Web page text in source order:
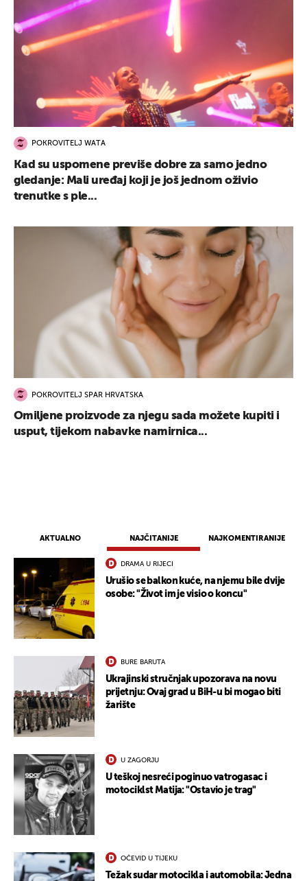
AKTUALNO NAJČITANIJE NAJKOMENTIRANIJE
DRAMA U RIJECI
Urušio se balkon kuće, na njemu bile dvije
osobe: "Život im je visio o koncu"
BURE BARUTA
Ukrajinski stručnjak upozorava na novu
prijetnju: Ovaj grad u BiH-u bi mogao biti
žarište
U ZAGORJU
U teškoj nesreći poginuo vatrogasac i
motociklst Matija: "Ostavio je trag"
OČEVID U TIJEKU
Težak sudar motocikla i automobila: Jedna
POKROVITELJ WATA
Kad su uspomene previše dobre za samo jedno
gledanje: Mali uređaj koji je još jednom oživio
trenutke s ple...
POKROVITELJ SPAR HRVATSKA
Omiljene proizvode za njegu sada možete kupiti i
usput, tijekom nabavke namirnica...